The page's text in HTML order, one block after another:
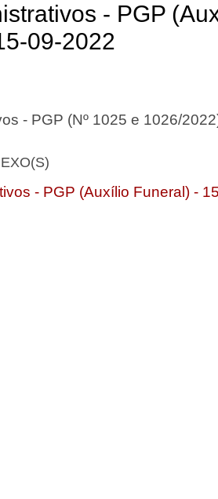
- PGP
09-2022
- PGP (Nº 1025 e 1026/
- PGP (Auxílio Funeral) -